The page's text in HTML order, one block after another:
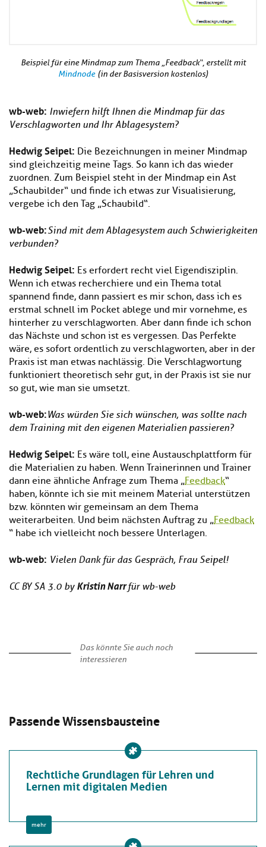
Beispiel für eine Mindmap zum Thema „Feedback“, erstellt mit
Mindnode (in der Basisversion kostenlos)
wb-web: Inwiefern hilft Ihnen die Mindmap für das
Verschlagworten und Ihr Ablagesystem?
Hedwig Seipel: Die Bezeichnungen in meiner Mindmap
sind gleichzeitig meine Tags. So kann ich das wieder
zuordnen. Zum Beispiel steht in der Mindmap ein Ast
„Schaubilder“ und finde ich etwas zur Visualisierung,
vergebe ich den Tag „Schaubild“.
wb-web:Sind mit dem Ablagesystem auch Schwierigkeiten
verbunden?
Hedwig Seipel: Es erfordert recht viel Eigendisziplin.
Wenn ich etwas recherchiere und ein Thema total
spannend finde, dann passiert es mir schon, dass ich es
erstmal schnell im Pocket ablege und mir vornehme, es
hinterher zu verschlagworten. Aber dann finde ich schon
das Nächste und schon ist es vergessen. Das Perfekte
wäre, es sofort ordentlich zu verschlagworten, aber in der
Praxis ist man etwas nachlässig. Die Verschlagwortung
funktioniert theoretisch sehr gut, in der Praxis ist sie nur
so gut, wie man sie umsetzt.
wb-web:Was würden Sie sich wünschen, was sollte nach
dem Training mit den eigenen Materialien passieren?
Hedwig Seipel: Es wäre toll, eine Austauschplattform für
die Materialien zu haben. Wenn Trainerinnen und Trainer
dann eine ähnliche Anfrage zum Thema „Feedback“
haben, könnte ich sie mit meinem Material unterstützen
bzw. könnten wir gemeinsam an dem Thema
weiterarbeiten. Und beim nächsten Auftrag zu „Feedback
“ habe ich vielleicht noch bessere Unterlagen.
wb-web: Vielen Dank für das Gespräch, Frau Seipel!
CC BY SA 3.0 by Kristin Narrfür wb-web
Das könnte Sie auch noch
interessieren
Passende Wissensbausteine
Rechtliche Grundlagen für Lehren und
Lernen mit digitalen Medien
mehr